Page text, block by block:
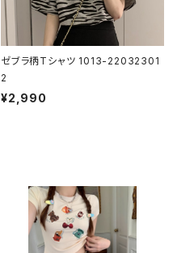
ゼブラ柄Tシャツ 1013-22032301
2
¥2,990